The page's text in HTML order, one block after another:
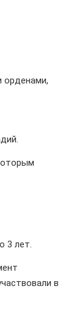
орденами,
3 лет.
в